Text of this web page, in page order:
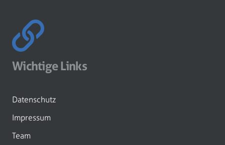
Wichtige Links
Datenschutz
Impressum
Team